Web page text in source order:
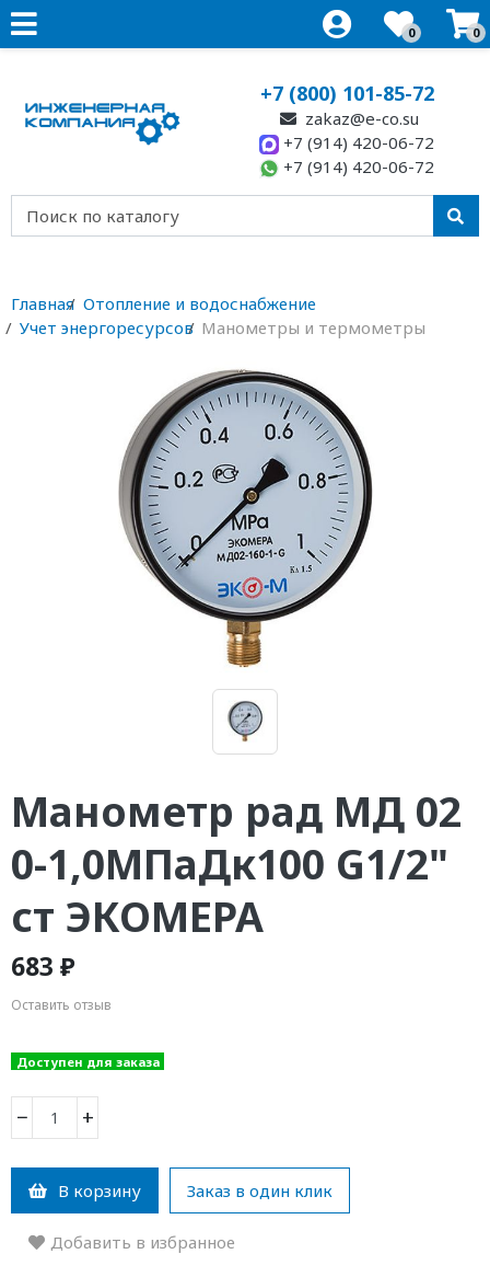
0 0
+7 (800) 101-85-72
zakaz@e-co.su
+7 (914) 420-06-72
+7 (914) 420-06-72
Главная Отопление и водоснабжение
Учет энергоресурсов Манометры и термометры
Манометр рад МД 02
0-1,0МПаДк100 G1/2"
ст ЭКОМЕРА
683 ₽
Оставить отзыв
Доступен для заказа
− +
В корзину Заказ в один клик
Добавить в избранное